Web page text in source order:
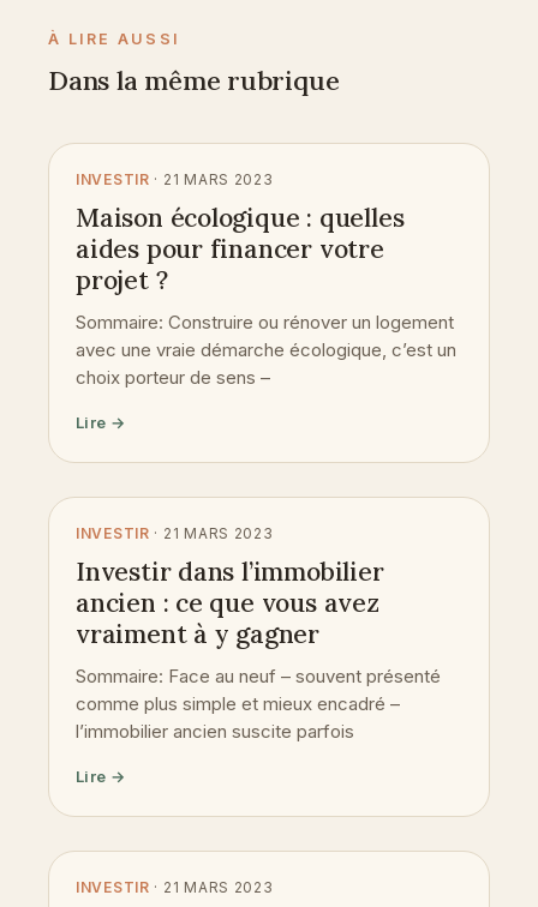
À LIRE AUSSI
Dans la même rubrique
INVESTIR · 21 MARS 2023
Maison écologique : quelles
aides pour financer votre
projet ?
Sommaire: Construire ou rénover un logement
avec une vraie démarche écologique, c’est un
choix porteur de sens –
Lire →
INVESTIR · 21 MARS 2023
Investir dans l’immobilier
ancien : ce que vous avez
vraiment à y gagner
Sommaire: Face au neuf – souvent présenté
comme plus simple et mieux encadré –
l’immobilier ancien suscite parfois
Lire →
INVESTIR · 21 MARS 2023